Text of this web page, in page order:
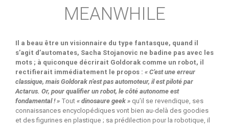
MEANWHILE
Il a beau être un visionnaire du type fantasque, quand il
s’agit d’automates, Sacha Stojanovic ne badine pas avec les
mots ; à quiconque décrirait Goldorak comme un robot, il
rectifierait immédiatement le propos : « C’est une erreur
classique, mais Goldorak n’est pas automoteur, il est piloté par
Actarus. Or, pour qualifier un robot, le côté autonome est
fondamental ! » Tout « dinosaure geek » qu’il se revendique, ses
connaissances encyclopédiques vont bien au-delà des goodies
et des figurines en plastique ; sa prédilection pour la robotique, il